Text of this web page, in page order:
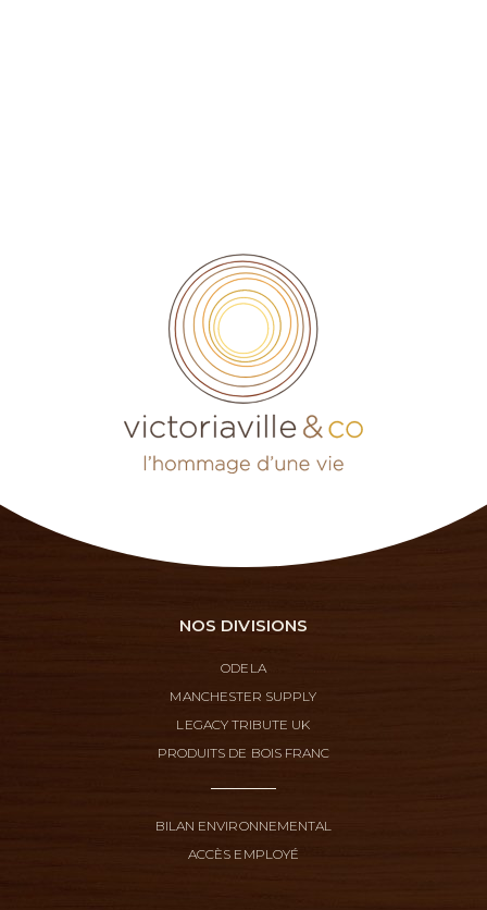
NOS DIVISIONS
ODELA
MANCHESTER SUPPLY
LEGACY TRIBUTE UK
PRODUITS DE BOIS FRANC
BILAN ENVIRONNEMENTAL
ACCÈS EMPLOYÉ